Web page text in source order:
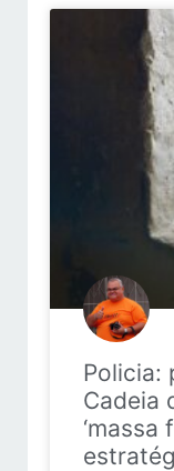
Policia:
Cadeia
‘massa